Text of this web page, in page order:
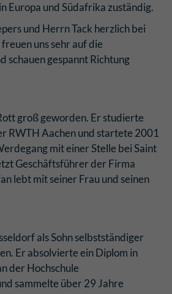
Europa und Südafrika zuständig.
und Herrn Tack herzlich bei
uns sehr auf die
schauen gespannt Richtung
groß geworden. Er studierte
RWTH Aachen und startete 2001
mit einer Stelle bei Saint
Geschäftsführer der Firma
lebt mit seiner Frau und seinen
als Sohn selbstständiger
Er absolvierte ein Diplom in
der Hochschule
sammelte über 29 Jahre